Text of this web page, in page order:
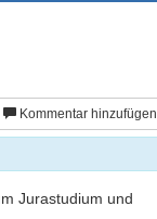
Kommentar hinzufügen
Jurastudium und